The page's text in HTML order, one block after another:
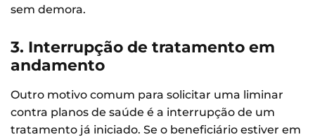
sem demora.
3. Interrupção de tratamento em
andamento
Outro motivo comum para solicitar uma liminar
contra planos de saúde é a interrupção de um
tratamento já iniciado. Se o beneficiário estiver em